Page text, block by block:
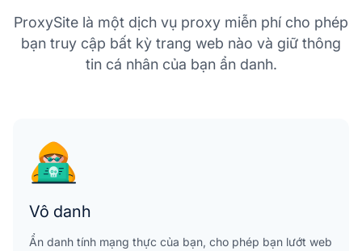
ProxySite là một dịch vụ proxy miễn phí cho phép
bạn truy cập bất kỳ trang web nào và giữ thông
tin cá nhân của bạn ẩn danh.
Vô danh
Ẩn danh tính mạng thực của bạn, cho phép bạn lướt web